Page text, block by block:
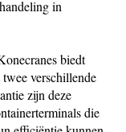
in
biedt
verschillende
zijn deze
die